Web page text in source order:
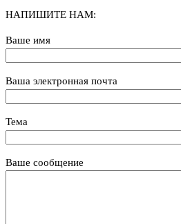
НАПИШИТЕ НАМ:
Ваше имя
Ваша электронная почта
Тема
Ваше сообщение